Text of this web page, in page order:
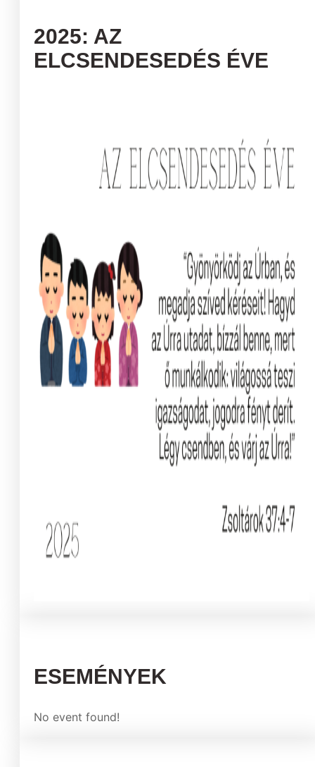
2025: AZ
ELCSENDESEDÉS ÉVE
ESEMÉNYEK
No event found!